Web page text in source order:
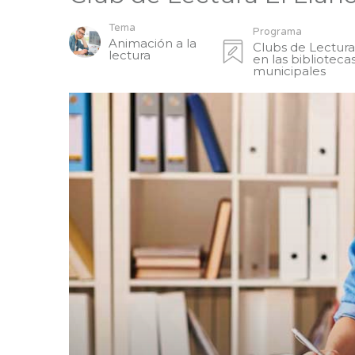
Tema
Animación a la
lectura
Programa
Clubs de Lectura
en las
municipales